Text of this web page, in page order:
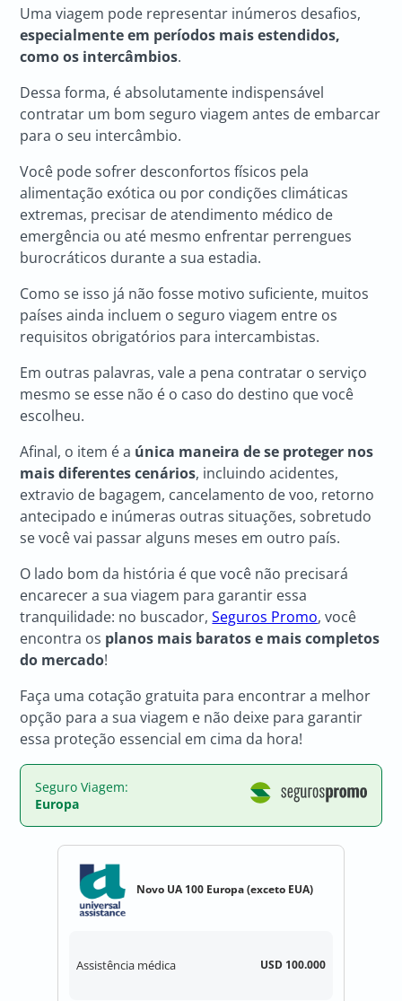
Uma viagem pode representar inúmeros desafios,
especialmente em períodos mais estendidos,
como os intercâmbios.
Dessa forma, é absolutamente indispensável
contratar um bom seguro viagem antes de embarcar
para o seu intercâmbio.
Você pode sofrer desconfortos físicos pela
alimentação exótica ou por condições climáticas
extremas, precisar de atendimento médico de
emergência ou até mesmo enfrentar perrengues
burocráticos durante a sua estadia.
Como se isso já não fosse motivo suficiente, muitos
países ainda incluem o seguro viagem entre os
requisitos obrigatórios para intercambistas.
Em outras palavras, vale a pena contratar o serviço
mesmo se esse não é o caso do destino que você
escolheu.
Afinal, o item é a única maneira de se proteger nos
mais diferentes cenários, incluindo acidentes,
extravio de bagagem, cancelamento de voo, retorno
antecipado e inúmeras outras situações, sobretudo
se você vai passar alguns meses em outro país.
O lado bom da história é que você não precisará
encarecer a sua viagem para garantir essa
tranquilidade: no buscador,Seguros Promo, você
encontra os planos mais baratos e mais completos
do mercado!
Faça uma cotação gratuita para encontrar a melhor
opção para a sua viagem e não deixe para garantir
essa proteção essencial em cima da hora!
Seguro Viagem:
Europa
Novo UA 100 Europa (exceto EUA)
Assistência médica USD 100.000